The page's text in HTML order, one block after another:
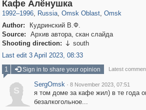
Кафе Алёнушка
1992–1996, Russia, Omsk Oblast, Omsk
Author:
Кудринский В.Ф.
Source:
Архив автора, скан слайда
Shooting direction:  south
Last edit 3 April 2023, 08:33
1
Sign in to share your opinion Latest
S
SergOmsk · 8 November 2023, 07:51
я том доме за кафе жил) в те года
безалкогольное...